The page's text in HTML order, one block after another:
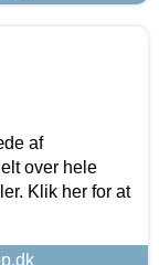
af
over hele
Klik her for at